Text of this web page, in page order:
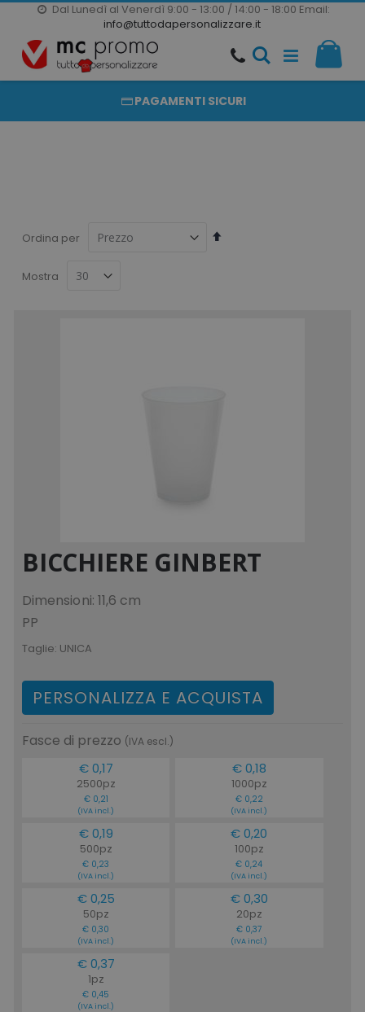
Dal Lunedì al Venerdì 9:00 - 13:00 / 14:00 - 18:00 Email:
info@tuttodapersonalizzare.it
Salta
al
contenuto
20000 PRODOTTI
PRODOTTI COMPLETAMENTE PERSONALIZZABILI
PAGAMENTI SICURI
Ordina per
Mostra
BICCHIERE GINBERT
Dimensioni: 11,6 cm
PP
Taglie: UNICA
PERSONALIZZA E ACQUISTA
Fasce di prezzo (IVA escl.)
€ 0,17
2500pz
€ 0,21
(IVA incl.)
€ 0,18
1000pz
€ 0,22
(IVA incl.)
€ 0,19
500pz
€ 0,23
(IVA incl.)
€ 0,20
100pz
€ 0,24
(IVA incl.)
€ 0,25
50pz
€ 0,30
(IVA incl.)
€ 0,30
20pz
€ 0,37
(IVA incl.)
€ 0,37
1pz
€ 0,45
(IVA incl.)